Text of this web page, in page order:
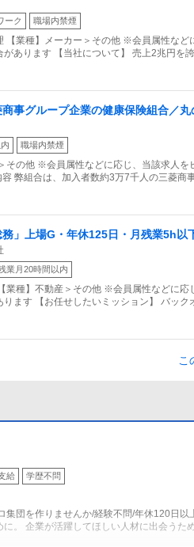
3日制選択可・残業20h程度／「日本
ーク 職場内禁煙
【業種】メーカー＞その他 ※会員属性な
あります 【当社について】 売上2兆円を
事グループ企業の健康保険組合／
職場内禁煙
その他 ※会員属性などに応じ、当該求人
弊組合は、加入者数約3万7千人の三菱商
」上場G・年休125日・月残業5h以
業月20時間以内
業種】不動産＞その他 ※会員属性などに
ます 【お任せしたいミッション】 バック
こ
給 学歴不問
集団を作りませんか/経験不問/年休120日
。 企業が活躍してほしい人材に出会うため